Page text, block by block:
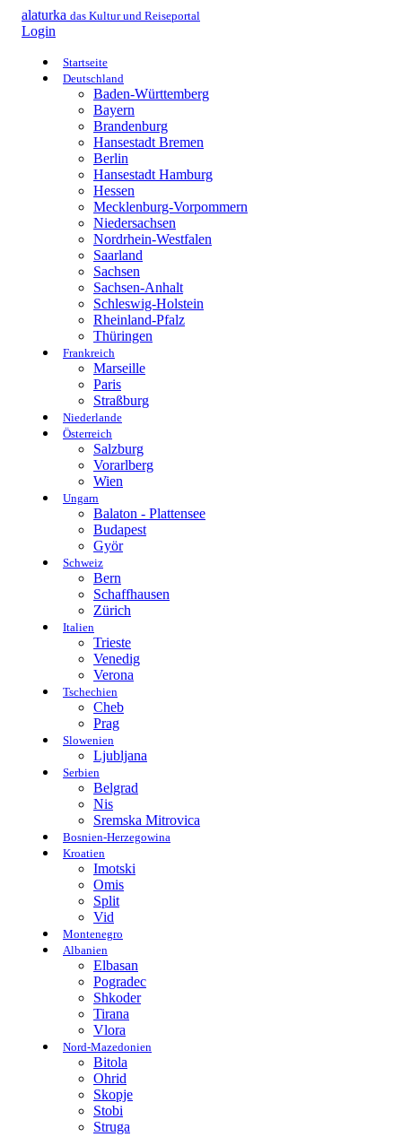
alaturka das Kultur und Reiseportal
Login
Startseite
Deutschland
Baden-Württemberg
Bayern
Brandenburg
Hansestadt Bremen
Berlin
Hansestadt Hamburg
Hessen
Mecklenburg-Vorpommern
Niedersachsen
Nordrhein-Westfalen
Saarland
Sachsen
Sachsen-Anhalt
Schleswig-Holstein
Rheinland-Pfalz
Thüringen
Frankreich
Marseille
Paris
Straßburg
Niederlande
Österreich
Salzburg
Vorarlberg
Wien
Ungarn
Balaton - Plattensee
Budapest
Györ
Schweiz
Bern
Schaffhausen
Zürich
Italien
Trieste
Venedig
Verona
Tschechien
Cheb
Prag
Slowenien
Ljubljana
Serbien
Belgrad
Nis
Sremska Mitrovica
Bosnien-Herzegowina
Kroatien
Imotski
Omis
Split
Vid
Montenegro
Albanien
Elbasan
Pogradec
Shkoder
Tirana
Vlora
Nord-Mazedonien
Bitola
Ohrid
Skopje
Stobi
Struga